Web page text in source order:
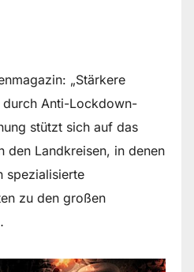
„Stärkere
durch Anti-Lockdown-
stützt sich auf das
den Landkreisen, in denen
spezialisierte
zu den großen